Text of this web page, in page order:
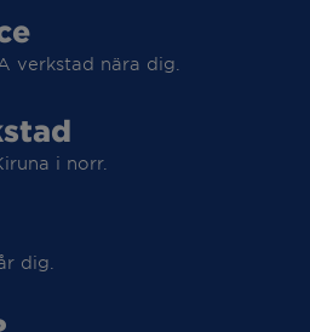
verkstad nära dig.
i norr.
dig.